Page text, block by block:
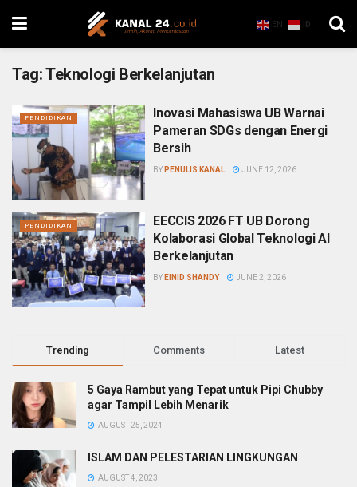
EN ID
Tag:Teknologi Berkelanjutan
PENDIDIKAN
Inovasi Mahasiswa UB Warnai
Pameran SDGs dengan Energi
Bersih
BY PENULIS KANAL JUNE 12, 2026
PENDIDIKAN
EECCIS 2026 FT UB Dorong
Kolaborasi Global Teknologi AI
Berkelanjutan
BY EINID SHANDY JUNE 2, 2026
Trending Comments Latest
5 Gaya Rambut yang Tepat untuk Pipi Chubby
agar Tampil Lebih Menarik
AUGUST 25, 2024
ISLAM DAN PELESTARIAN LINGKUNGAN
AUGUST 4, 2023